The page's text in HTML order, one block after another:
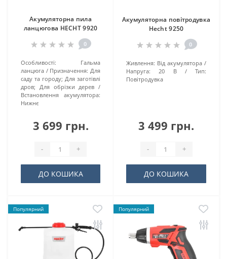
Акумуляторна пила
ланцюгова HECHT 9920
0
Особливості:
Гальма
ланцюга
Призначення: Для
саду та городу; Для заготівлі
дров; Для обрізки дерев
Встановлення акумулятора:
Нижнє
3 699 грн.
- +
ДО КОШИКА
Акумуляторна повітродувка
Hecht 9250
0
Живлення: Від акумулятора
Напруга:
20 В
Тип:
Повітродувка
3 499 грн.
- +
ДО КОШИКА
Популярний Популярний